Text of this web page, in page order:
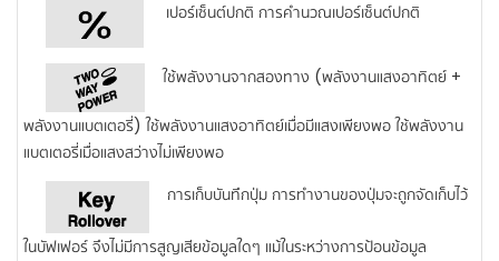
เปอร์เซ็นต์ปกติ การคำนวณเปอร์เซ็นต์ปกติ
ใช้พลังงานจากสองทาง (พลังงานแสงอาทิตย์ +
พลังงานแบตเตอรี่) ใช้พลังงานแสงอาทิตย์เมื่อมีแสงเพียงพอ ใช้พลังงาน
แบตเตอรี่เมื่อแสงสว่างไม่เพียงพอ
การเก็บบันทึกปุ่ม การทำงานของปุ่มจะถูกจัดเก็บไว้
ในบัฟเฟอร์ จึงไม่มีการสูญเสียข้อมูลใดๆ แม้ในระหว่างการป้อนข้อมูล